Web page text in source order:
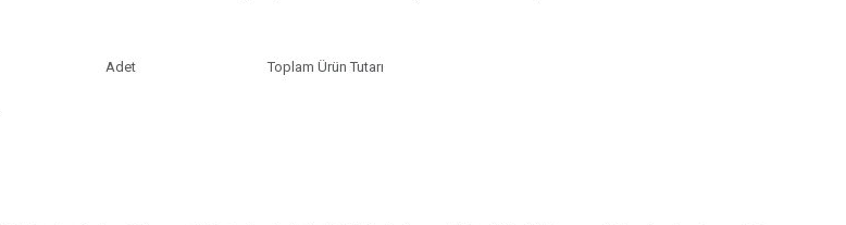
Adet Toplam Ürün Tutarı